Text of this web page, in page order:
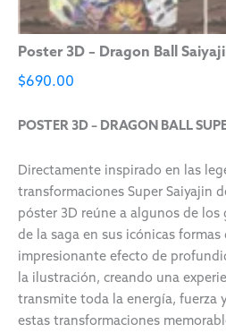
Poster 3D – Dragon Ball
$690.00
POSTER 3D – DRAGON BALL
Directamente inspirado en las
transformaciones Super Saiyajin
póster 3D reúne a algunos de los
de la saga en sus icónicas formas
impresionante efecto de
la ilustración, creando una
transmite toda la energía, fuerza
estas transformaciones